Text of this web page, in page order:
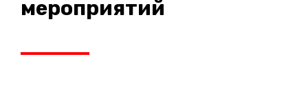
мероприятий